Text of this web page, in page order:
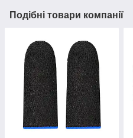
Подібні товари компанії